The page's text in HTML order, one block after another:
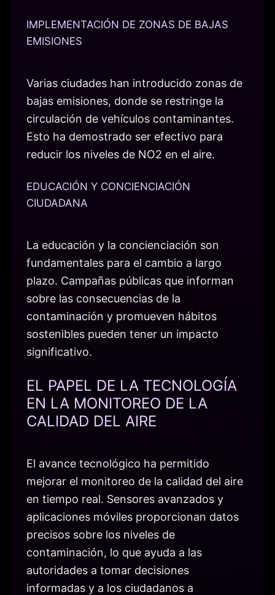
IMPLEMENTACIÓN DE ZONAS DE BAJAS
EMISIONES
Varias ciudades han introducido zonas de
bajas emisiones, donde se restringe la
circulación de vehículos contaminantes.
Esto ha demostrado ser efectivo para
reducir los niveles de NO2 en el aire.
EDUCACIÓN Y CONCIENCIACIÓN
CIUDADANA
La educación y la concienciación son
fundamentales para el cambio a largo
plazo. Campañas públicas que informan
sobre las consecuencias de la
contaminación y promueven hábitos
sostenibles pueden tener un impacto
significativo.
EL PAPEL DE LA TECNOLOGÍA
EN LA MONITOREO DE LA
CALIDAD DEL AIRE
El avance tecnológico ha permitido
mejorar el monitoreo de la calidad del aire
en tiempo real. Sensores avanzados y
aplicaciones móviles proporcionan datos
precisos sobre los niveles de
contaminación, lo que ayuda a las
autoridades a tomar decisiones
informadas y a los ciudadanos a